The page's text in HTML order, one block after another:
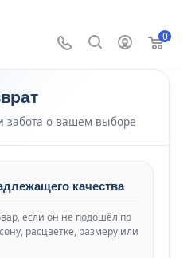
0
забота о вашем выборе
качества
если он не подошёл по
расцветке, размеру или